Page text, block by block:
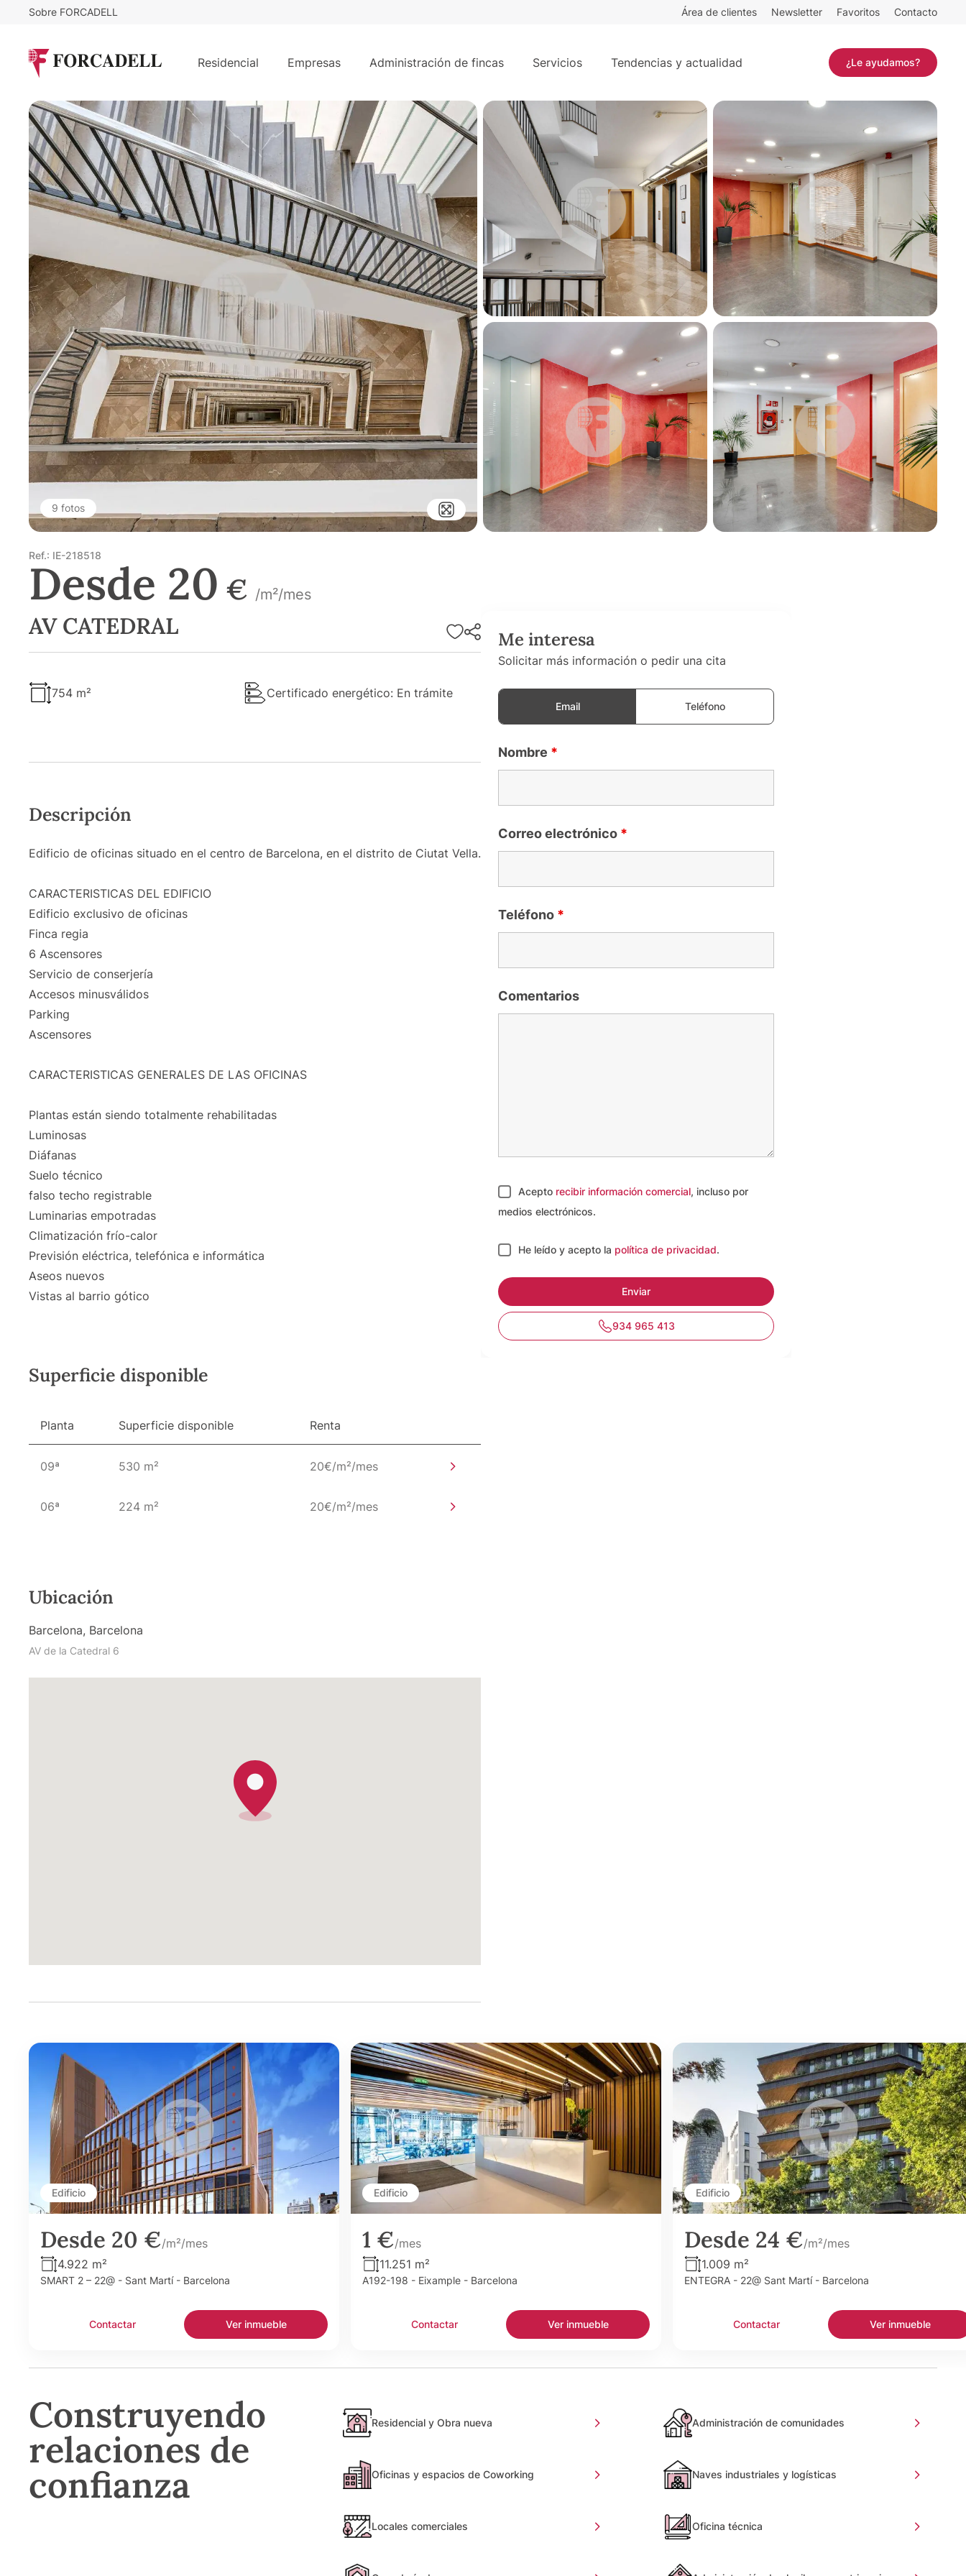
Sobre FORCADELL Área de clientes Newsletter Favoritos Contacto
Residencial Empresas Administración de fincas Servicios Tendencias y actualidad ¿Le ayudamos?
AV CATEDRAL
9 fotos
Ref.: IE-218518
Desde 20 € /m²/mes
AV CATEDRAL
754 m² Certificado energético: En trámite
Descripción
Edificio de oficinas situado en el centro de Barcelona, en el distrito de Ciutat Vella.
CARACTERISTICAS DEL EDIFICIO
Edificio exclusivo de oficinas
Finca regia
6 Ascensores
Servicio de conserjería
Accesos minusválidos
Parking
Ascensores
CARACTERISTICAS GENERALES DE LAS OFICINAS
Plantas están siendo totalmente rehabilitadas
Luminosas
Diáfanas
Suelo técnico
falso techo registrable
Luminarias empotradas
Climatización frío-calor
Previsión eléctrica, telefónica e informática
Aseos nuevos
Vistas al barrio gótico
Superficie disponible
Planta Superficie disponible Renta
09ª 530 m² 20€/m²/mes
06ª 224 m² 20€/m²/mes
Ubicación
Barcelona, Barcelona
AV de la Catedral 6
Me interesa
Solicitar más información o pedir una cita
Email Teléfono
Nombre *
Correo electrónico *
Teléfono *
Comentarios
Acepto recibir información comercial, incluso por
medios electrónicos.
He leído y acepto la política de privacidad.
934 965 413
Edificio
Desde 20 €/m²/mes
4.922 m²
SMART 2 – 22@ - Sant Martí - Barcelona
Contactar Ver inmueble
Edificio
1 €/mes
11.251 m²
A192-198 - Eixample - Barcelona
Contactar Ver inmueble
Edificio
Desde 24 €/m²/mes
1.009 m²
ENTEGRA - 22@ Sant Martí - Barcelona
Contactar Ver inmueble
Construyendo
relaciones de
confianza
Residencial y Obra nueva Administración de comunidades
Oficinas y espacios de Coworking Naves industriales y logísticas
Locales comerciales Oficina técnica